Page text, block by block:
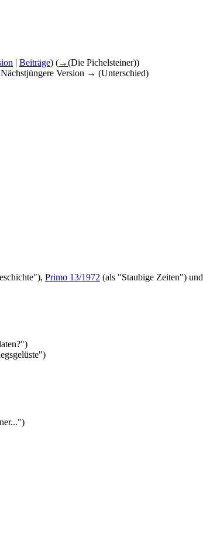
| Beiträge) (→(Die Pichelsteiner))
Version → (Unterschied)
Primo 13/1972 (als "Staubige Zeiten") und